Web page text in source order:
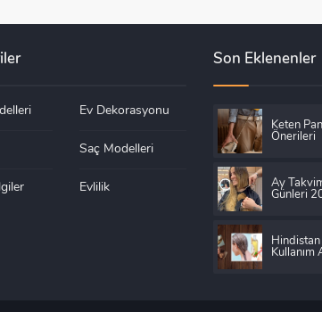
Ev Dekorasyonu
Saç Modelleri
Evlilik
Son Eklenenler
Keten
Önerileri
Ay
Günleri
Hindistan
Kullanım